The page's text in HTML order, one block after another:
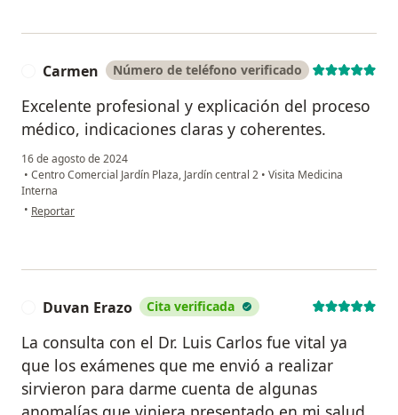
Carmen Número de teléfono verificado
Excelente profesional y explicación del proceso
médico, indicaciones claras y coherentes.
16 de agosto de 2024
• Centro Comercial Jardín Plaza, Jardín central 2 • Visita Medicina
Interna
• en opinión del usuario Carmen
Reportar
Duvan Erazo Cita verificada
La consulta con el Dr. Luis Carlos fue vital ya
que los exámenes que me envió a realizar
sirvieron para darme cuenta de algunas